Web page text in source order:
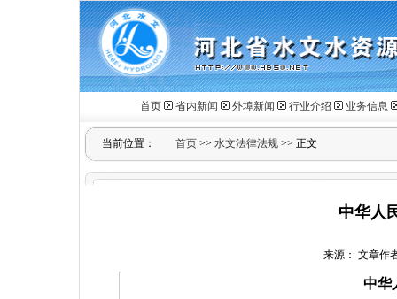
首页 省内新闻 外埠新闻 行业介绍 业务信息
当前位置： 首页 >> 水文法律法规 >> 正文
中华人
来源： 文章作
中华